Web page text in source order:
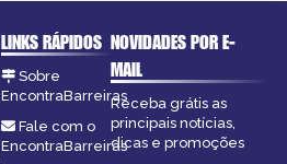
LINKS RÁPIDOS
Sobre
EncontraBarreiras
Fale com o
EncontraBarreiras
NOVIDADES POR E-
MAIL
Receba grátis as
principais notícias,
dicas e promoções